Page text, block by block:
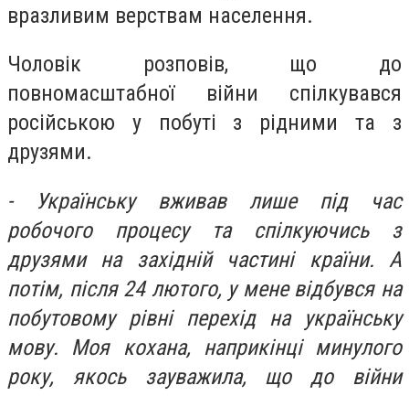
вразливим верствам населення.
Чоловік розповів, що до
повномасштабної війни спілкувався
російською у побуті з рідними та з
друзями.
- Українську вживав лише під час
робочого процесу та спілкуючись з
друзями на західній частині країни. А
потім, після 24 лютого, у мене відбувся на
побутовому рівні перехід на українську
мову. Моя кохана, наприкінці минулого
року, якось зауважила, що до війни